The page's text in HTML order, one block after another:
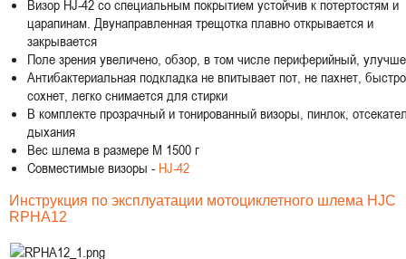
Визор HJ-42 со специальным покрытием устойчив к потертостям и
царапинам. Двунаправленная трещотка плавно открывается и
закрывается
Поле зрения увеличено, обзор, в том числе периферийный,
Антибактериальная подкладка не впитывает пот, не пахнет, быстро
сохнет, легко снимается для стирки
В комплекте прозрачный и тонированный визоры, пинлок,
дыхания
Вес шлема в размере M 1500 г
Совместимые визоры - HJ-42
Инструкция по эксплуатации мотоциклетного шлема HJC
RPHA12